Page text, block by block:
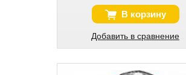
В корзину
Добавить в сравнение